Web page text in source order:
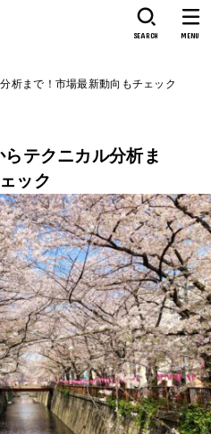
SEARCH MENU
析まで！市場最新動向もチェック
テクニカル分析ま
ック